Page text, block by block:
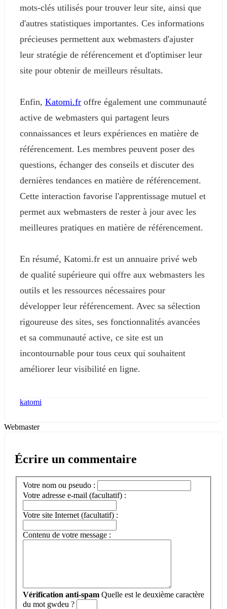
mots-clés utilisés pour trouver leur site, ainsi que
d'autres statistiques importantes. Ces informations
précieuses permettent aux webmasters d'ajuster
leur stratégie de référencement et d'optimiser leur
site pour obtenir de meilleurs résultats.
Enfin, Katomi.fr offre également une communauté
active de webmasters qui partagent leurs
connaissances et leurs expériences en matière de
référencement. Les membres peuvent poser des
questions, échanger des conseils et discuter des
dernières tendances en matière de référencement.
Cette interaction favorise l'apprentissage mutuel et
permet aux webmasters de rester à jour avec les
meilleures pratiques en matière de référencement.
En résumé, Katomi.fr est un annuaire privé web
de qualité supérieure qui offre aux webmasters les
outils et les ressources nécessaires pour
développer leur référencement. Avec sa sélection
rigoureuse des sites, ses fonctionnalités avancées
et sa communauté active, ce site est un
incontournable pour tous ceux qui souhaitent
améliorer leur visibilité en ligne.
katomi
Webmaster
Écrire un commentaire
Votre nom ou pseudo :
Votre adresse e-mail (facultatif) :
Votre site Internet (facultatif) :
Contenu de votre message :
Vérification anti-spam Quelle est le deuxième caractère
du mot gwdeu ?